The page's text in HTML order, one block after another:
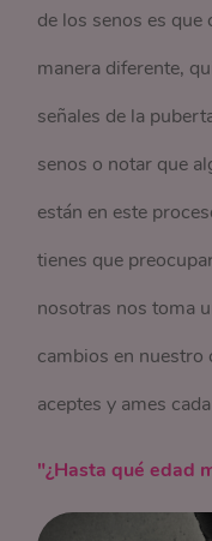
de los senos es que
manera diferente,
señales de la
senos o notar que
están en este
tienes que
nosotras nos toma
cambios en
aceptes y ames
"¿Hasta qué edad